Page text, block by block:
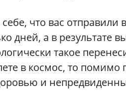
себе, что вас
дней, а в результате
такое
в космос, то помимо
и